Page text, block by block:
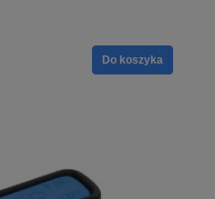
Do koszyka